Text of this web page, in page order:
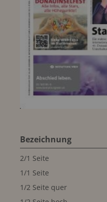
Bezeichnung
2/1 Seite
1/1 Seite
1/2 Seite quer